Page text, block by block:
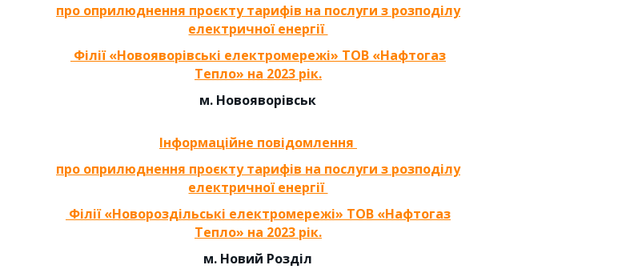
про оприлюднення проєкту тарифів на послуги з розподілу
електричної енергії
Філії «Новояворівські електромережі» ТОВ «Нафтогаз
Тепло» на 2023 рік.
м. Новояворівськ
Інформаційне повідомлення
про оприлюднення проєкту тарифів на послуги з розподілу
електричної енергії
Філії «Новороздільські електромережі» ТОВ «Нафтогаз
Тепло» на 2023 рік.
м. Новий Розділ